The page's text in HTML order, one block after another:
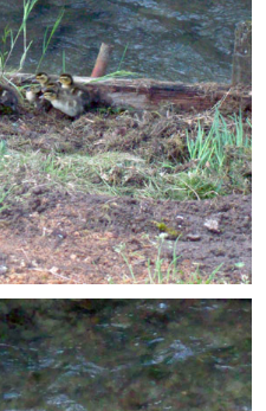
& Le Fressinois